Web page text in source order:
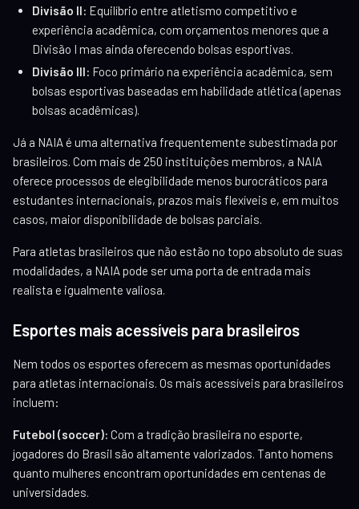
Divisão II: Equilíbrio entre atletismo competitivo e
experiência acadêmica, com orçamentos menores que a
Divisão I mas ainda oferecendo bolsas esportivas.
Divisão III: Foco primário na experiência acadêmica, sem
bolsas esportivas baseadas em habilidade atlética (apenas
bolsas acadêmicas).
Já a NAIA é uma alternativa frequentemente subestimada por
brasileiros. Com mais de 250 instituições membros, a NAIA
oferece processos de elegibilidade menos burocráticos para
estudantes internacionais, prazos mais flexíveis e, em muitos
casos, maior disponibilidade de bolsas parciais.
Para atletas brasileiros que não estão no topo absoluto de suas
modalidades, a NAIA pode ser uma porta de entrada mais
realista e igualmente valiosa.
Esportes mais acessíveis para brasileiros
Nem todos os esportes oferecem as mesmas oportunidades
para atletas internacionais. Os mais acessíveis para brasileiros
incluem:
Futebol (soccer): Com a tradição brasileira no esporte,
jogadores do Brasil são altamente valorizados. Tanto homens
quanto mulheres encontram oportunidades em centenas de
universidades.